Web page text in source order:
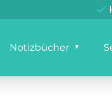
Notizbücher